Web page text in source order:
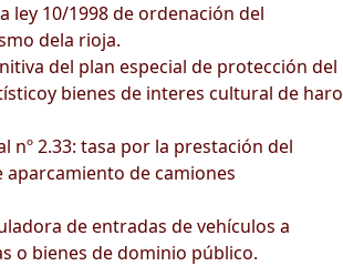
ley 10/1998 de ordenación del
dela rioja.
del plan especial de protección del
bienes de interes cultural de haro
nº 2.33: tasa por la prestación del
aparcamiento de camiones
de entradas de vehículos a
o bienes de dominio público.